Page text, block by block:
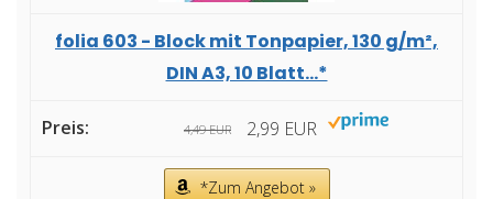
folia 603 - Block mit Tonpapier, 130 g/m²,
DIN A3, 10 Blatt...*
4,49 EUR 2,99 EUR
*Zum Angebot »